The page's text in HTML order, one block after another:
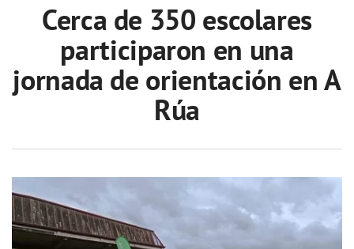
Cerca de 350 escolares
participaron en una
jornada de orientación en A
Rúa